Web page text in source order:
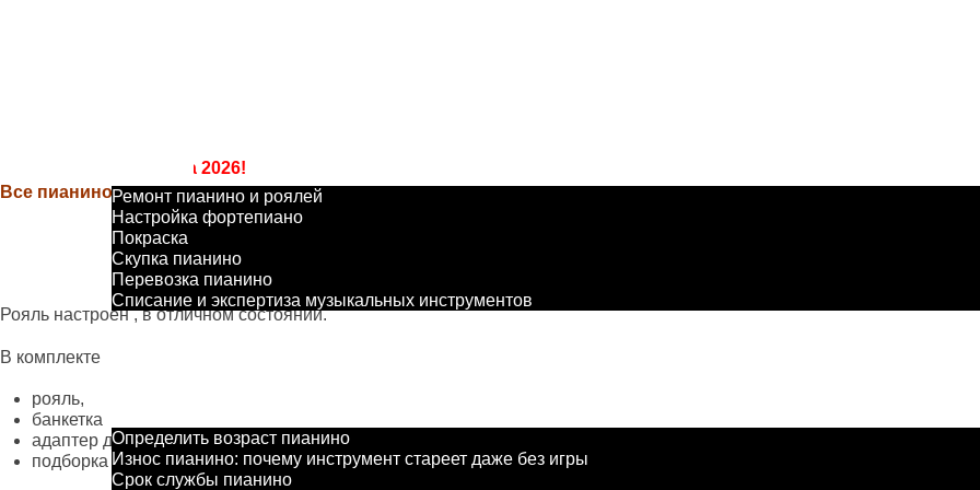
Ремонт пианино и роялей
Настройка фортепиано
Покраска
Скупка пианино
Перевозка пианино
Списание и экспертиза музыкальных инструментов
Определить возраст пианино
Износ пианино: почему инструмент стареет даже без игры
Срок службы пианино
до 15 августа 2026!
Все пианино
Рояль настроен , в отличном состоянии.
В комплекте
рояль,
банкетка
адаптер для переноса файлов (мелодий) с компьютера или ноутбука на рояль и обратно.
подборка более тысячи композиций классической фортепианной музыки, джаза, эстрады.